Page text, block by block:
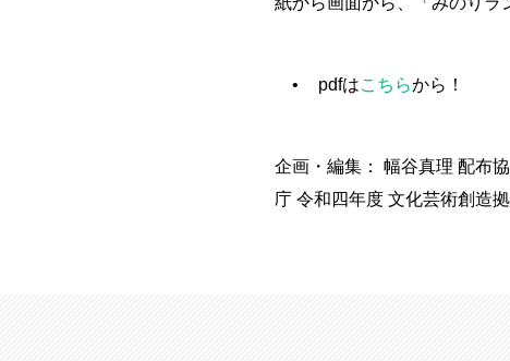
pdfはこちらから！
企画・編集： 幅谷真理 配布
庁 令和四年度 文化芸術創造